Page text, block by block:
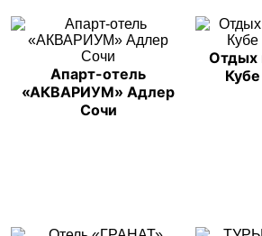
Апарт-отель
«АКВАРИУМ» Адлер
Сочи
Отдых
Кубе